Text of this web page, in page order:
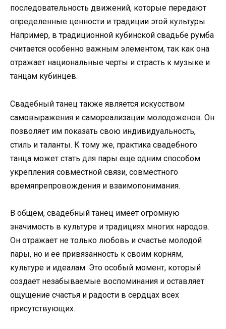
последовательность движений, которые передают
определенные ценности и традиции этой культуры.
Например, в традиционной кубинской свадьбе румба
считается особенно важным элементом, так как она
отражает национальные черты и страсть к музыке и
танцам кубинцев.
Свадебный танец также является искусством
самовыражения и самореализации молодоженов. Он
позволяет им показать свою индивидуальность,
стиль и таланты. К тому же, практика свадебного
танца может стать для пары еще одним способом
укрепления совместной связи, совместного
времяпрепровождения и взаимопонимания.
В общем, свадебный танец имеет огромную
значимость в культуре и традициях многих народов.
Он отражает не только любовь и счастье молодой
пары, но и ее привязанность к своим корням,
культуре и идеалам. Это особый момент, который
создает незабываемые воспоминания и оставляет
ощущение счастья и радости в сердцах всех
присутствующих.